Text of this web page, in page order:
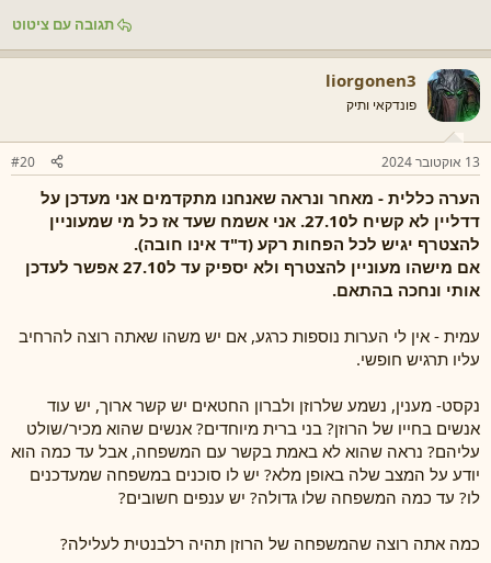
תגובה עם ציטוט
liorgonen3
פונדקאי ותיק
13 אוקטובר 2024 #20
הערה כללית - מאחר ונראה שאנחנו מתקדמים אני מעדכן על
דדליין לא קשיח ל27.10. אני אשמח שעד אז כל מי שמעוניין
להצטרף יגיש לכל הפחות רקע (ד"ד אינו חובה).
אם מישהו מעוניין להצטרף ולא יספיק עד ל27.10 אפשר לעדכן
אותי ונחכה בהתאם.
עמית - אין לי הערות נוספות כרגע, אם יש משהו שאתה רוצה להרחיב
עליו תרגיש חופשי.
נקסט- מענין, נשמע שלרוזן ולברון החטאים יש קשר ארוך, יש עוד
אנשים בחייו של הרוזן? בני ברית מיוחדים? אנשים שהוא מכיר/שולט
עליהם? נראה שהוא לא באמת בקשר עם המשפחה, אבל עד כמה הוא
יודע על המצב שלה באופן מלא? יש לו סוכנים במשפחה שמעדכנים
לו? עד כמה המשפחה שלו גדולה? יש ענפים חשובים?
כמה אתה רוצה שהמשפחה של הרוזן תהיה רלבנטית לעלילה?